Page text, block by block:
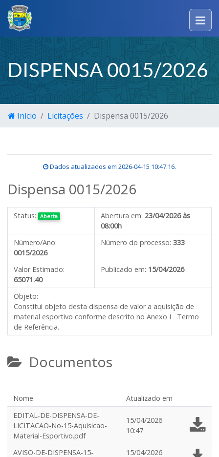
DISPENSA 0015/2026
Início Licitações Dispensa 0015/2026
Dados atualizados em 2026-04-15 10:47:16.
Dispensa 0015/2026
Status: Aberta Abertura em: 23/04/2026 às
08:00h
Número/Ano:
0015/2026
Número do processo: 333
Valor Estimado:
65071.40
Publicado em: 15/04/2026
Objeto:
Constitui objeto desta dispensa de valor a aquisição de
material esportivo conforme descrito no Anexo I Termo
de Referência.
Documentos
Nome
Atualizado em
EDITAL-DE-DISPENSA-DE-
LICITACAO-No-15-Aquisicao-
Material-Esportivo.pdf
15/04/2026
10:47
AVISO-DE-DISPENSA-15-
15/04/2026